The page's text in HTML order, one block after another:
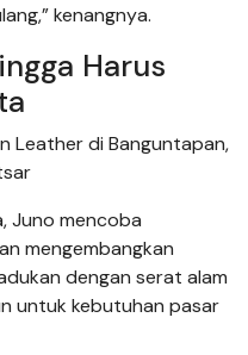
kenangnya.
Harus
Leather di Banguntapan,
Juno mencoba
mengembangkan
dengan serat alam
untuk kebutuhan pasar